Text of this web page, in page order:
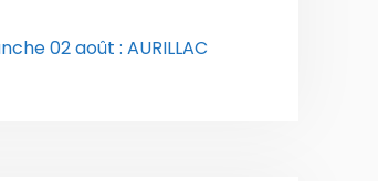
02 août : AURILLAC